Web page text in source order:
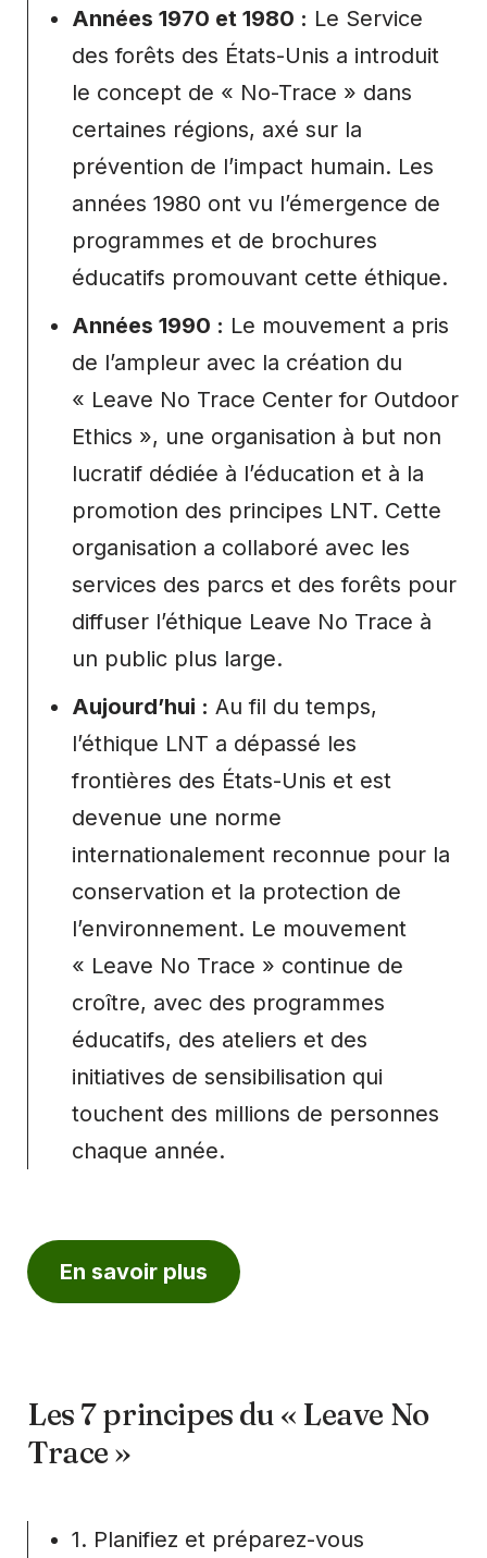
Années 1970 et 1980 : Le Service
des forêts des États-Unis a introduit
le concept de « No-Trace » dans
certaines régions, axé sur la
prévention de l’impact humain. Les
années 1980 ont vu l’émergence de
programmes et de brochures
éducatifs promouvant cette éthique.
Années 1990 : Le mouvement a pris
de l’ampleur avec la création du
« Leave No Trace Center for Outdoor
Ethics », une organisation à but non
lucratif dédiée à l’éducation et à la
promotion des principes LNT. Cette
organisation a collaboré avec les
services des parcs et des forêts pour
diffuser l’éthique Leave No Trace à
un public plus large.
Aujourd’hui : Au fil du temps,
l’éthique LNT a dépassé les
frontières des États-Unis et est
devenue une norme
internationalement reconnue pour la
conservation et la protection de
l’environnement. Le mouvement
« Leave No Trace » continue de
croître, avec des programmes
éducatifs, des ateliers et des
initiatives de sensibilisation qui
touchent des millions de personnes
chaque année.
En savoir plus
Les 7 principes du « Leave No
Trace »
1. Planifiez et préparez-vous